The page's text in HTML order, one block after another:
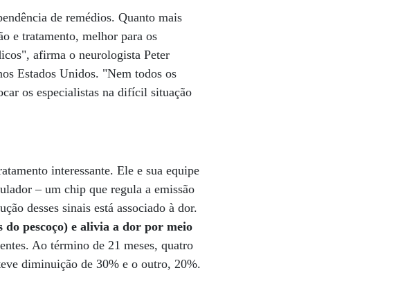
de remédios. Quanto mais
e tratamento, melhor para os
afirma o neurologista Peter
Estados Unidos. "Nem todos os
os especialistas na difícil situação
interessante. Ele e sua equipe
– um chip que regula a emissão
desses sinais está associado à dor.
pescoço) e alivia a dor por meio
Ao término de 21 meses, quatro
diminuição de 30% e o outro, 20%.